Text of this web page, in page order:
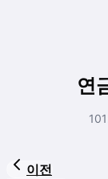
연
이전